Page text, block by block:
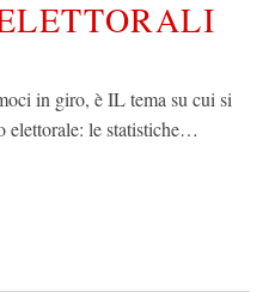
in giro, è IL tema su cui si
elettorale: le statistiche…